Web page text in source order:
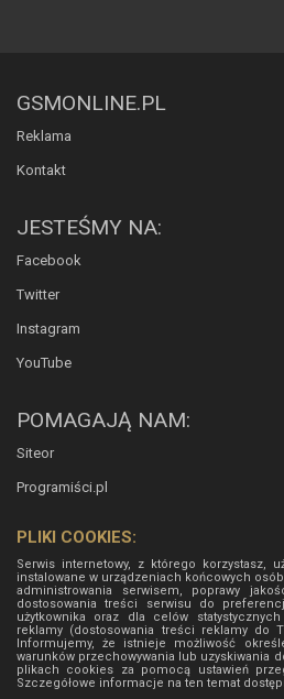
GSMONLINE.PL
Reklama
Kontakt
JESTEŚMY NA:
Facebook
Twitter
Instagram
YouTube
POMAGAJĄ NAM:
Siteor
Programiści.pl
PLIKI COOKIES:
Serwis internetowy, z którego korzystasz,
instalowane w urządzeniach końcowych
administrowania serwisem, poprawy
dostosowania treści serwisu do
użytkownika oraz dla celów
reklamy (dostosowania treści reklamy do
Informujemy, że istnieje możliwość
warunków przechowywania lub uzyskiwania
plikach cookies za pomocą ustawień
Szczegółowe informacje na ten temat